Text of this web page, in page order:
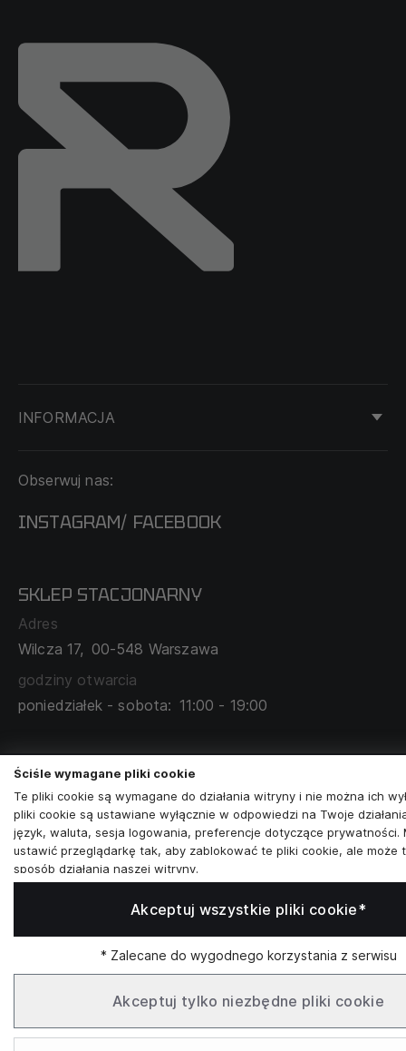
INFORMACJA
DOSTAWA I PŁATNOŚĆ
O NAS
MAPA SERWISU
ZAMÓWIENIA KORPORACYJNE
WSPÓŁPRACA Z PARTNERAMI
Obserwuj nas:
INSTAGRAM/ FACEBOOK
SKLEP STACJONARNY
Adres
Wilcza 17, 00-548 Warszawa
godziny otwarcia
poniedziałek - sobota: 11:00 - 19:00
Skontaktuj się z nami
+48573581161
info@reytel.pl
Skontaktuj się z nami:
Infolinia: Pn–Pt 09:00–17:00
Ściśle wymagane pliki cookie
Te pliki cookie są wymagane do działania witryny i nie można ich
pliki cookie są ustawiane wyłącznie w odpowiedzi na Twoje
język, waluta, sesja logowania, preferencje dotyczące prywatności.
ustawić przeglądarkę tak, aby zablokować te pliki cookie, ale może
sposób działania naszej witryny.
Marketing i retargeting
Te pliki cookie są zwykle ustawiane przez naszych partnerów
reklamowych. Mogą być przez nich wykorzystywane do tworzenia
zainteresowań, a następnie wyświetlania odpowiednich reklam.
zezwolisz na te pliki cookie, nie zobaczysz ukierunkowanych reklam
interesów.
Akceptuj wszystkie pliki cookie*
* Zalecane do wygodnego korzystania z serwisu
Akceptuj tylko niezbędne pliki cookie